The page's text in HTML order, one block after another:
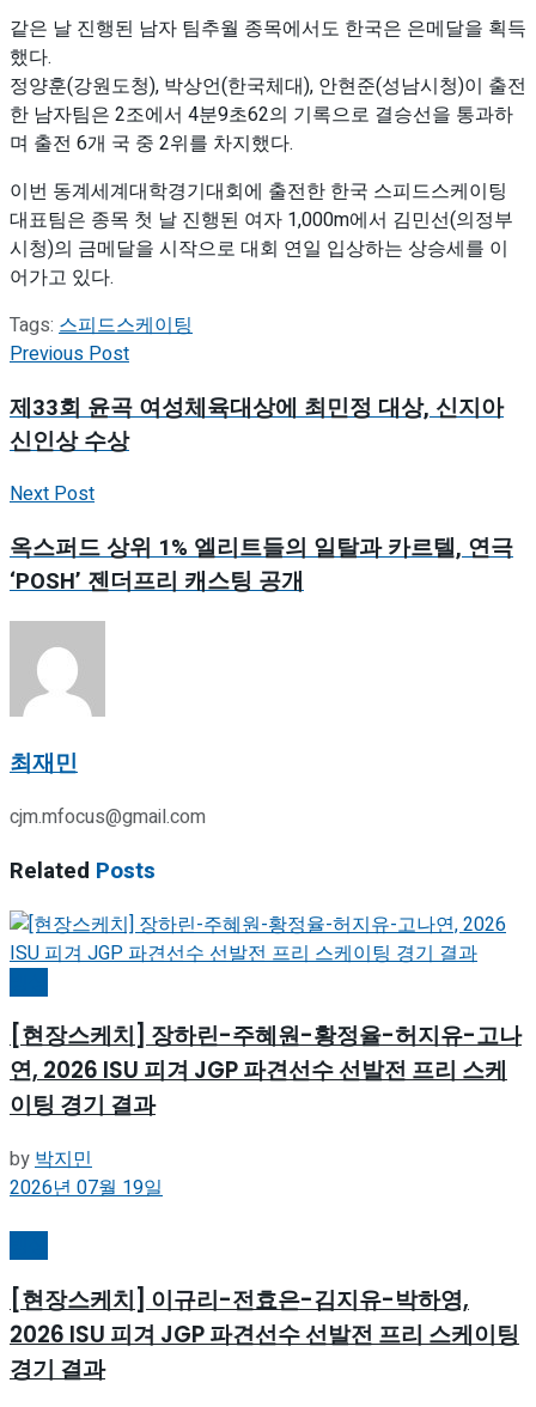
같은 날 진행된 남자 팀추월 종목에서도 한국은 은메달을 획득
했다.
정양훈(강원도청), 박상언(한국체대), 안현준(성남시청)이 출전
한 남자팀은 2조에서 4분9초62의 기록으로 결승선을 통과하
며 출전 6개 국 중 2위를 차지했다.
이번 동계세계대학경기대회에 출전한 한국 스피드스케이팅
대표팀은 종목 첫 날 진행된 여자 1,000m에서 김민선(의정부
시청)의 금메달을 시작으로 대회 연일 입상하는 상승세를 이
어가고 있다.
Tags: 스피드스케이팅
Previous Post
제33회 윤곡 여성체육대상에 최민정 대상, 신지아
신인상 수상
Next Post
옥스퍼드 상위 1% 엘리트들의 일탈과 카르텔, 연극
‘POSH’ 젠더프리 캐스팅 공개
최재민
cjm.mfocus@gmail.com
Related Posts
[현장스케치] 장하린-주혜원-황정율-허지유-고나
연, 2026 ISU 피겨 JGP 파견선수 선발전 프리 스케
이팅 경기 결과
by박지민
2026년 07월 19일
[현장스케치] 이규리-전효은-김지유-박하영,
2026 ISU 피겨 JGP 파견선수 선발전 프리 스케이팅
경기 결과